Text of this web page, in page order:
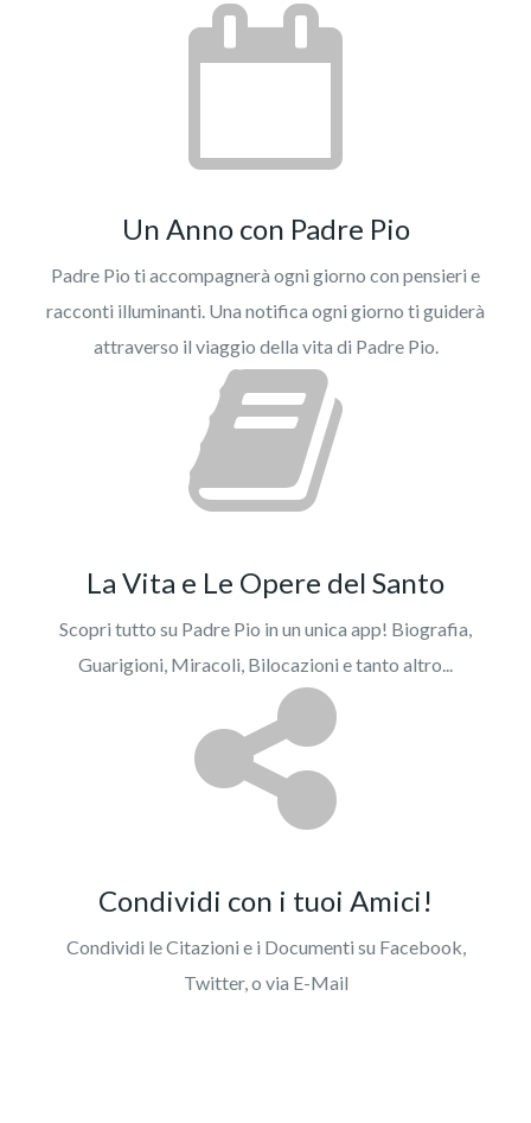
Un Anno con Padre Pio
Padre Pio ti accompagnerà ogni giorno con pensieri e
racconti illuminanti. Una notifica ogni giorno ti guiderà
attraverso il viaggio della vita di Padre Pio.
La Vita e Le Opere del Santo
Scopri tutto su Padre Pio in un unica app! Biografia,
Guarigioni, Miracoli, Bilocazioni e tanto altro...
Condividi con i tuoi Amici!
Condividi le Citazioni e i Documenti su Facebook,
Twitter, o via E-Mail